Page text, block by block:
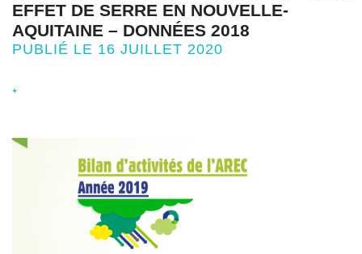
EFFET DE SERRE EN NOUVELLE-
AQUITAINE – DONNÉES 2018
PUBLIÉ LE 16 JUILLET 2020
+